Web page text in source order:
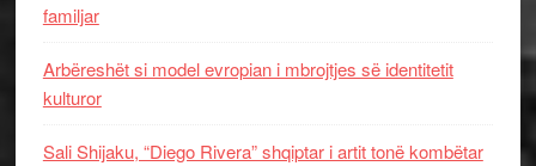
familjar
Arbëreshët si model evropian i mbrojtjes së identitetit
kulturor
Sali Shijaku, “Diego Rivera” shqiptar i artit tonë kombëtar